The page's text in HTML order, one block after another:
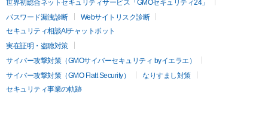
世界初総合ネットセキュリティサービス「GMOセキュリティ24」
パスワード漏洩診断
Webサイトリスク診断
セキュリティ相談AIチャットボット
実在証明・盗聴対策
サイバー攻撃対策（GMOサイバーセキュリティ byイエラエ）
サイバー攻撃対策（GMO Flatt Security）
なりすまし対策
セキュリティ事業の軌跡